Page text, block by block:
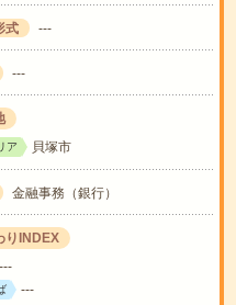
式 ---
---
ア 貝塚市
金融事務（銀行）
りINDEX
---
---